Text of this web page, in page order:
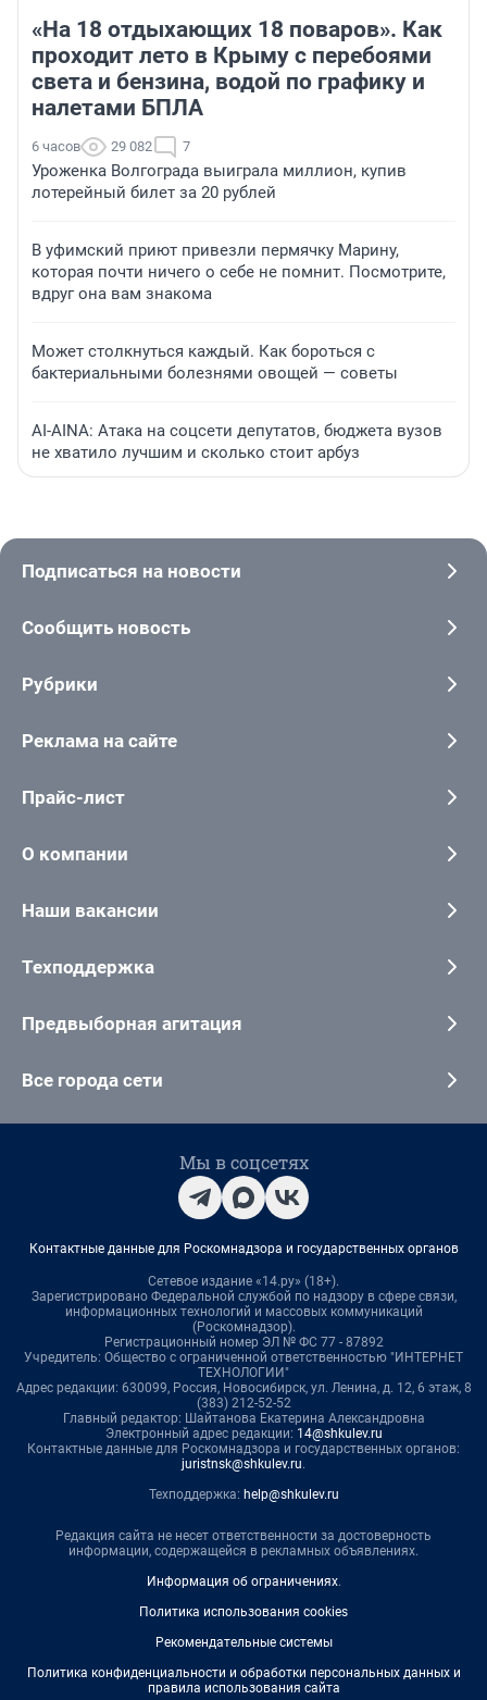
«На 18 отдыхающих 18 поваров». Как
проходит лето в Крыму с перебоями
света и бензина, водой по графику и
налетами БПЛА
6 часов 29 082 7
Уроженка Волгограда выиграла миллион, купив
лотерейный билет за 20 рублей
В уфимский приют привезли пермячку Марину,
которая почти ничего о себе не помнит. Посмотрите,
вдруг она вам знакома
Может столкнуться каждый. Как бороться с
бактериальными болезнями овощей — советы
AI-AINA: Атака на соцсети депутатов, бюджета вузов
не хватило лучшим и сколько стоит арбуз
Подписаться на новости
Сообщить новость
Рубрики
Реклама на сайте
Прайс-лист
О компании
Наши вакансии
Техподдержка
Предвыборная агитация
Все города сети
Мы в соцсетях
Контактные данные для Роскомнадзора и государственных органов
Сетевое издание «14.ру» (18+).
Зарегистрировано Федеральной службой по надзору в сфере связи,
информационных технологий и массовых коммуникаций
(Роскомнадзор).
Регистрационный номер ЭЛ № ФС 77 - 87892
Учредитель: Общество с ограниченной ответственностью "ИНТЕРНЕТ
ТЕХНОЛОГИИ"
Адрес редакции: 630099, Россия, Новосибирск, ул. Ленина, д. 12, 6 этаж, 8
(383) 212-52-52
Главный редактор: Шайтанова Екатерина Александровна
Электронный адрес редакции: 14@shkulev.ru
Контактные данные для Роскомнадзора и государственных органов:
juristnsk@shkulev.ru.
Техподдержка: help@shkulev.ru
Редакция сайта не несет ответственности за достоверность
информации, содержащейся в рекламных объявлениях.
Информация об ограничениях.
Политика использования cookies
Рекомендательные системы
Политика конфиденциальности и обработки персональных данных и
правила использования сайта